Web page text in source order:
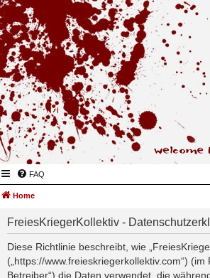
FAQ
Home
FreiesKriegerKollektiv -
Diese Richtlinie beschreibt, wie
(„https://www.freieskriegerkollektiv.com“) (im
Betreiber“) die Daten verwendet, die